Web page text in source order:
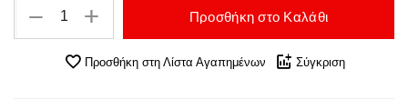
+
− Προσθήκη στο Καλάθι
Προσθήκη στη Λίστα Αγαπημένων Σύγκριση